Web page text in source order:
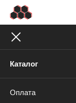
Каталог
Оплата